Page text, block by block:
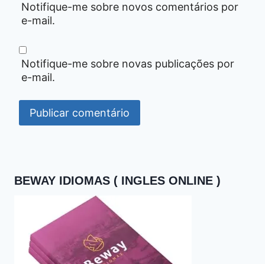
Notifique-me sobre novos comentários por
e-mail.
Notifique-me sobre novas publicações por
e-mail.
BEWAY IDIOMAS ( INGLES ONLINE )